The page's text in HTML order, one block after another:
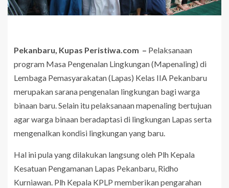
Pekanbaru, Kupas Peristiwa.com – Pelaksanaan
program Masa Pengenalan Lingkungan (Mapenaling) di
Lembaga Pemasyarakatan (Lapas) Kelas IIA Pekanbaru
merupakan sarana pengenalan lingkungan bagi warga
binaan baru. Selain itu pelaksanaan mapenaling bertujuan
agar warga binaan beradaptasi di lingkungan Lapas serta
mengenalkan kondisi lingkungan yang baru.
Hal ini pula yang dilakukan langsung oleh Plh Kepala
Kesatuan Pengamanan Lapas Pekanbaru, Ridho
Kurniawan. Plh Kepala KPLP memberikan pengarahan